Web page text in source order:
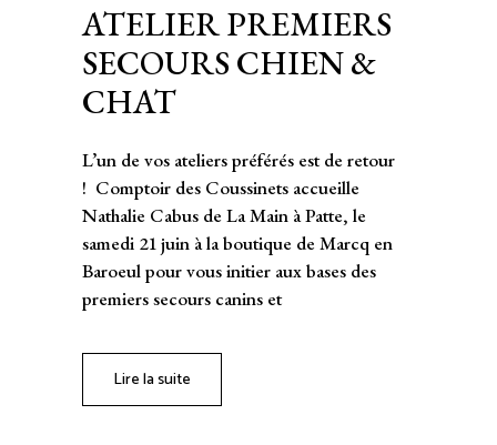
ATELIER PREMIERS
SECOURS CHIEN &
CHAT
L’un de vos ateliers préférés est de retour
! Comptoir des Coussinets accueille
Nathalie Cabus de La Main à Patte, le
samedi 21 juin à la boutique de Marcq en
Baroeul pour vous initier aux bases des
premiers secours canins et
Lire la suite